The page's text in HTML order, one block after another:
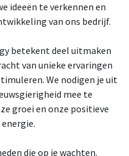
ideeën te verkennen en
van ons bedrijf.
betekent deel uitmaken
van unieke ervaringen
We nodigen je uit
mee te
groei en onze positieve
die op je wachten.